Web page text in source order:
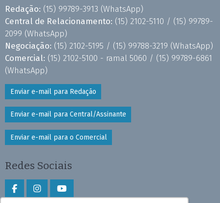
Redação: (15) 99789-3913 (WhatsApp)
Central de Relacionamento: (15) 2102-5110 / (15) 99789-
2099 (WhatsApp)
Negociação: (15) 2102-5195 / (15) 99788-3219 (WhatsApp)
Comercial: (15) 2102-5100 - ramal 5060 / (15) 99789-6861
(WhatsApp)
Enviar e-mail para Redação
Enviar e-mail para Central/Assinante
Enviar e-mail para o Comercial
Redes Sociais